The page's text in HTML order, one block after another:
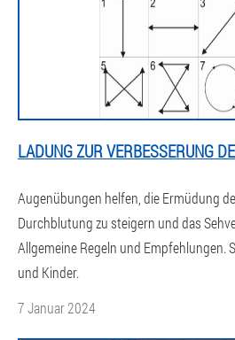
LADUNG ZUR VERBESSERUNG
Augenübungen helfen, die Ermüdung
Durchblutung zu steigern und das
Allgemeine Regeln und Empfehlungen.
und Kinder.
7 Januar 2024